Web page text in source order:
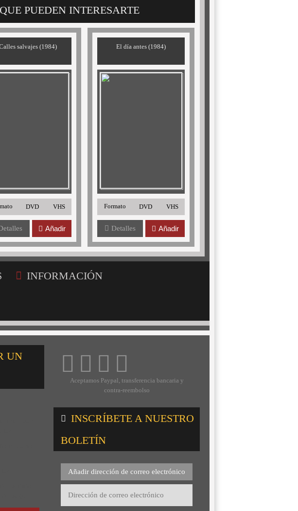
PUEDEN INTERESARTE
salvajes (1984)
DVD VHS
Añadir
El día antes (1984)
Formato DVD VHS
Detalles Añadir
INFORMACIÓN
UN
Aceptamos Paypal, transferencia bancaria y
contra-reembolso
INSCRÍBETE A NUESTRO
BOLETÍN
Añadir dirección de correo electrónico